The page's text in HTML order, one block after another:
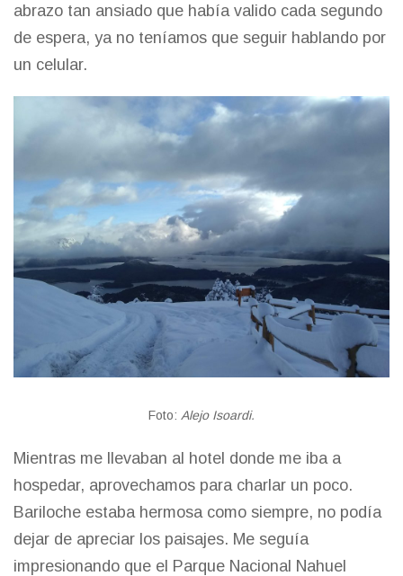
abrazo tan ansiado que había valido cada segundo
de espera, ya no teníamos que seguir hablando por
un celular.
Foto: Alejo Isoardi.
Mientras me llevaban al hotel donde me iba a
hospedar, aprovechamos para charlar un poco.
Bariloche estaba hermosa como siempre, no podía
dejar de apreciar los paisajes. Me seguía
impresionando que el Parque Nacional Nahuel